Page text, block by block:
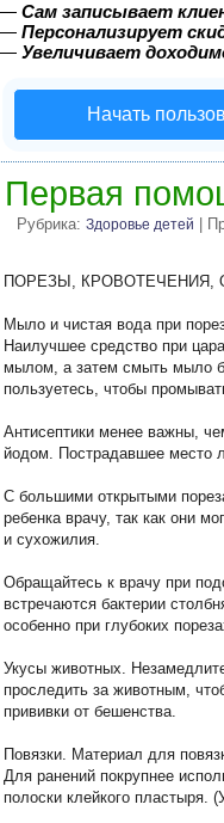
— Сам записывает
— Персонализирует
— Увеличивает
Начать
Первая
Рубрика: Здоровье детей |
ПОРЕЗЫ, КРОВОТЕЧЕНИЯ,
Мыло и чистая вода при
Наилучшее средство при
мылом, а затем смыть мыло
пользуетесь, чтобы
Антисептики менее важны,
йодом. Пострадавшее место
С большими открытыми
ребенка врачу, так как они
и сухожилия.
Обращайтесь к врачу при
встречаются бактерии
особенно при глубоких
Укусы животных.
проследить за животным,
прививки от бешенства.
Повязки. Материал для
Для ранений покрупнее
полоски клейкого пластыря.